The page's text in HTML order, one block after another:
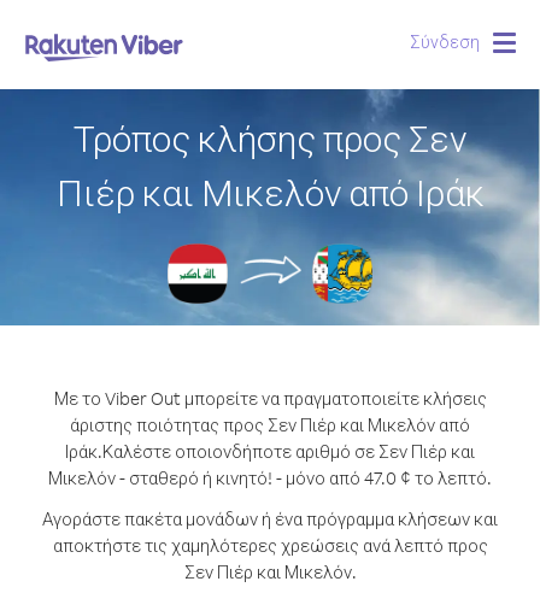
Σύνδεση
Τρόπος κλήσης προς Σεν
Πιέρ και Μικελόν από Ιράκ
Με το Viber Out μπορείτε να πραγματοποιείτε κλήσεις
άριστης ποιότητας προς Σεν Πιέρ και Μικελόν από
Ιράκ.Καλέστε οποιονδήποτε αριθμό σε Σεν Πιέρ και
Μικελόν - σταθερό ή κινητό! - μόνο από 47.0 ¢ το λεπτό.
Αγοράστε πακέτα μονάδων ή ένα πρόγραμμα κλήσεων και
αποκτήστε τις χαμηλότερες χρεώσεις ανά λεπτό προς
Σεν Πιέρ και Μικελόν.